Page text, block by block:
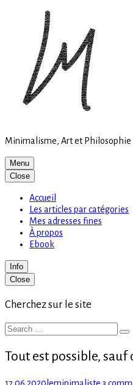
Minimalisme, Art et Philosophie
Menu
Close
Accueil
Les articles par catégories
Mes adresses fines
À propos
Ebook
Info
Primary
Sidebar
Close
Cherchez sur le site
Search
Tout est possible, sauf
Posted
Author